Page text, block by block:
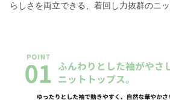
らしさを両立できる、着回し力抜群のニッ